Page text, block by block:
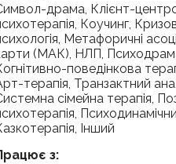
Коучинг,
Метафоричні
(МАК), НЛП,
поведінкова
терапія, Транзактний
сімейна терапія,
Інший
з: